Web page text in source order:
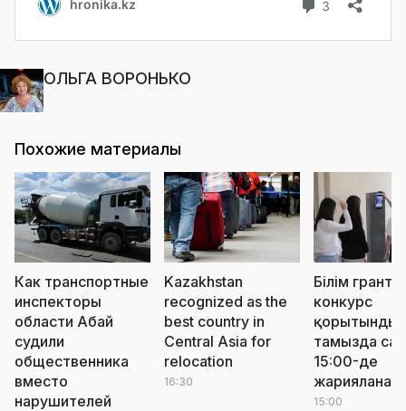
ОЛЬГА ВОРОНЬКО
Похожие материалы
Как транспортные
инспекторы
области Абай
судили
общественника
вместо
нарушителей
Kazakhstan
recognized as the
best country in
Central Asia for
relocation
16:30
Білім
конкурс
тамызда
15:00-де
15:00